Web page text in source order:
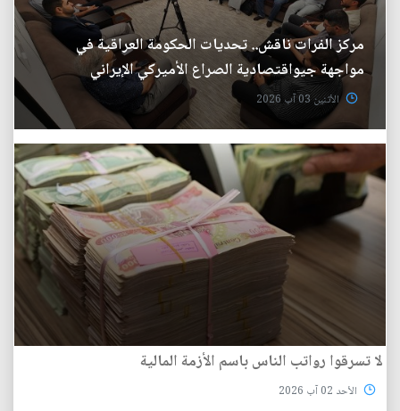
مركز الفرات ناقش.. تحديات الحكومة العراقية في
مواجهة جيواقتصادية الصراع الأميركي الإيراني
الأثنين 03 آب 2026
لا تسرقوا رواتب الناس باسم الأزمة المالية
الأحد 02 آب 2026